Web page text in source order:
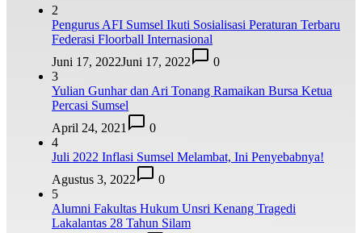
2
Pengurus AFI Sumsel Ikuti Sosialisasi Peraturan Terbaru
Federasi Floorball Internasional
Juni 17, 2022Juni 17, 2022
0
3
Yulian Gunhar dan Ari Tonang Ramaikan Bursa Ketua
Percasi Sumsel
April 24, 2021
0
4
Juli 2022 Inflasi Sumsel Melambat, Ini Penyebabnya!
Agustus 3, 2022
0
5
Alumni Fakultas Hukum Unsri Kenang Tragedi
Lakalantas 28 Tahun Silam